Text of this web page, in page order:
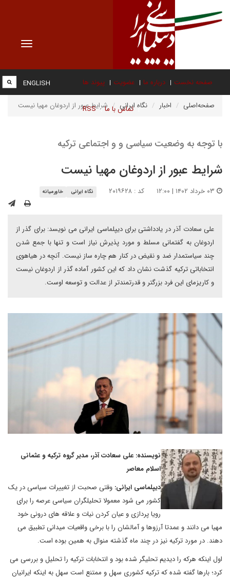
Toggle
صفحه نخست درباره ما عضویت پیوند ها
تماس با ما RSS
ENGLISH
صفحه‌اصلی اخبار نگاه ایرانی شرایط عبور از اردوغان مهیا نیست
با توجه به وضعیت سیاسی و و اجتماعی ترکیه
شرایط عبور از اردوغان مهیا نیست
کد : ۲۰۱۹۶۲۸ نگاه ایرانی خاورمیانه
علی سعادت آذر در یادداشتی برای دیپلماسی ایرانی می نویسد: برای گذر از
اردوغان به گفتمانی مسلط و مورد پذیرش نیاز است و تنها با جمع شدن
چند سیاستمدار ضد و نقیض در کنار هم چاره ساز نیست. آنچه در هیاهوی
انتخاباتی ترکیه گذشت نشان داد که این کشور آماده گذر از اردوغان نیست
و کاریزمای این فرد بزرگتر و قدرتمندتر از عدالت و توسعه اوست.
نویسنده: علی سعادت آذر، مدیر گروه ترکیه و عثمانی
اسلام معاصر
دیپلماسی ایرانی: وقتی صحبت از تغییرات سیاسی در یک
کشور می شود معمولا تحلیلگران سیاسی عرصه را برای
رویا پردازی و عیان کردن نیات و علاقه های درونی خود
مهیا می دانند و عمدتا آرزوها و آمالشان را با برخی واقعیات میدانی تطبیق می
دهند. در مورد ترکیه نیز در چند ماه گذشته منوال به همین بوده است.
اول اینکه هرکه را دیدیم تحلیگر شده بود و انتخابات ترکیه را تحلیل و بررسی می
کرد؛ بارها گفته شده که ترکیه کشوری سهل و ممتنع است سهل به اینکه ایرانیان